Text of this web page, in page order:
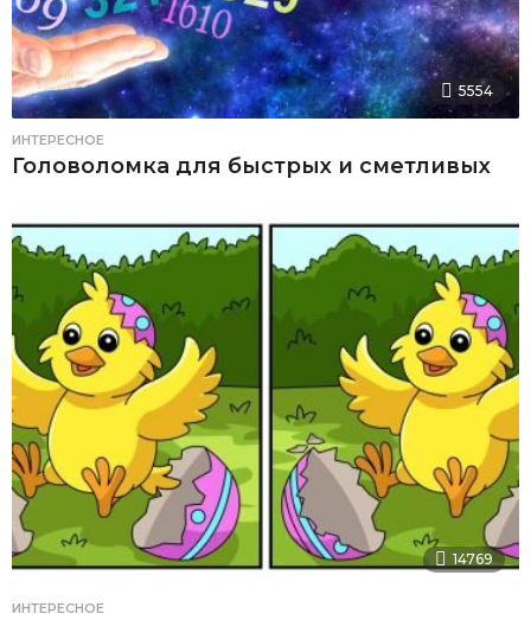
5554
ИНТЕРЕСНОЕ
Головоломка для быстрых и сметливых
14769
ИНТЕРЕСНОЕ